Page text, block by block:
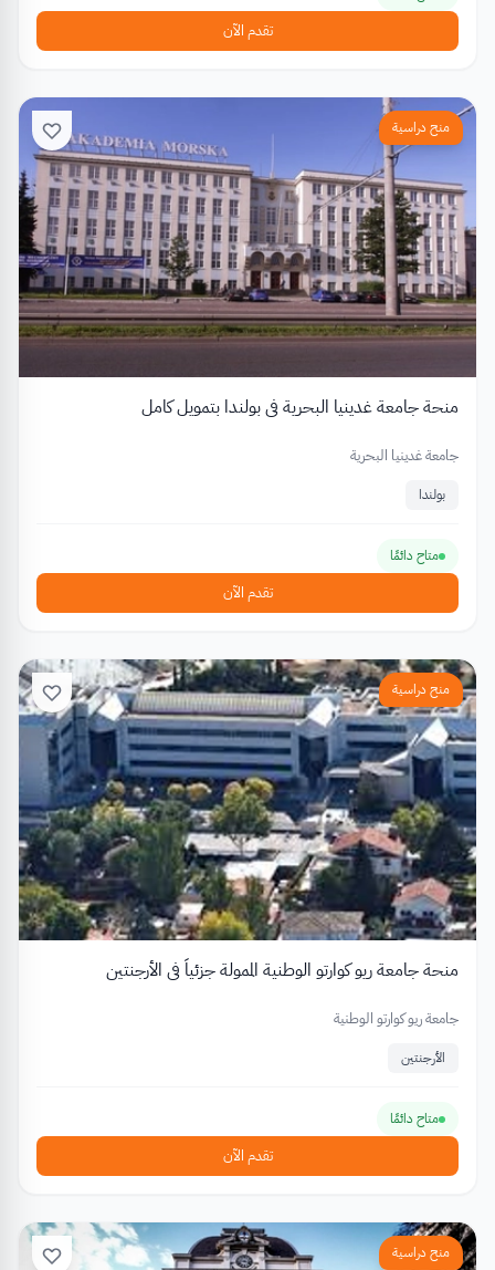
تقدم الآن
منح دراسية
منحة جامعة غدينيا البحرية في بولندا بتمويل كامل
جامعة غدينيا البحرية
بولندا
متاح دائمًا
تقدم الآن
منح دراسية
منحة جامعة ريو كوارتو الوطنية الممولة جزئياً في الأرجنتين
جامعة ريو كوارتو الوطنية
الأرجنتين
متاح دائمًا
تقدم الآن
منح دراسية